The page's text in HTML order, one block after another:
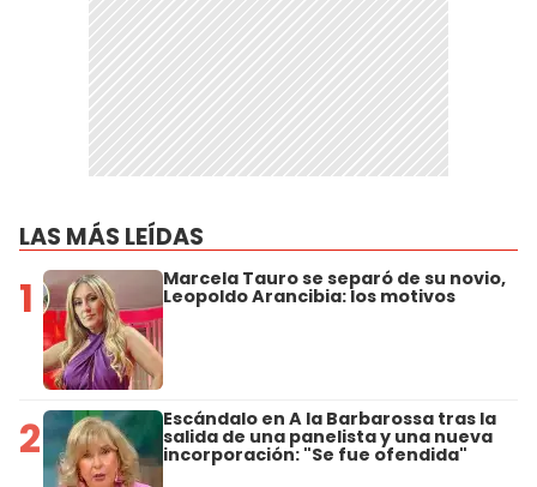
LAS MÁS LEÍDAS
1 Marcela Tauro se separó de su novio,
Leopoldo Arancibia: los motivos
2 Escándalo en A la Barbarossa tras la
salida de una panelista y una nueva
incorporación: "Se fue ofendida"